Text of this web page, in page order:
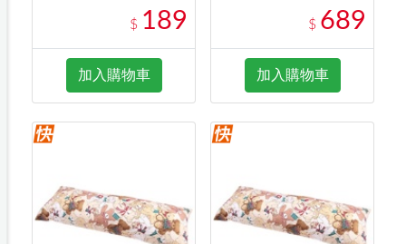
$ 189
加入購物車
$ 689
加入購物車